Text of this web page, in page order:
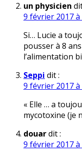
un physicien
9 février 2017 à
Si… Lucie a
pousser à 8
l’alimentation
Seppi dit :
9 février 2017 à
« Elle … a
mycotoxine (je
douardit :
9 février 2017 à